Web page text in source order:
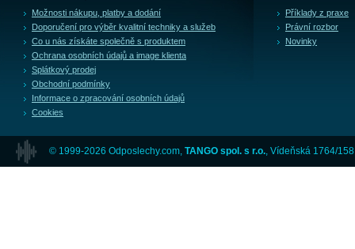
Možnosti nákupu, platby a dodání
Doporučení pro výběr kvalitní techniky a služeb
Co u nás získáte společně s produktem
Ochrana osobních údajů a image klienta
Splátkový prodej
Obchodní podmínky
Informace o zpracování osobních údajů
Cookies
Příklady z praxe
Právní rozbor
Novinky
© 1999-2026 Odposlechy.com, TANGO spol. s r.o. , Vídeňská 1764/